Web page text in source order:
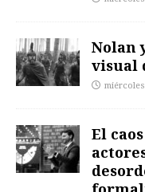
Nolan
visual
El